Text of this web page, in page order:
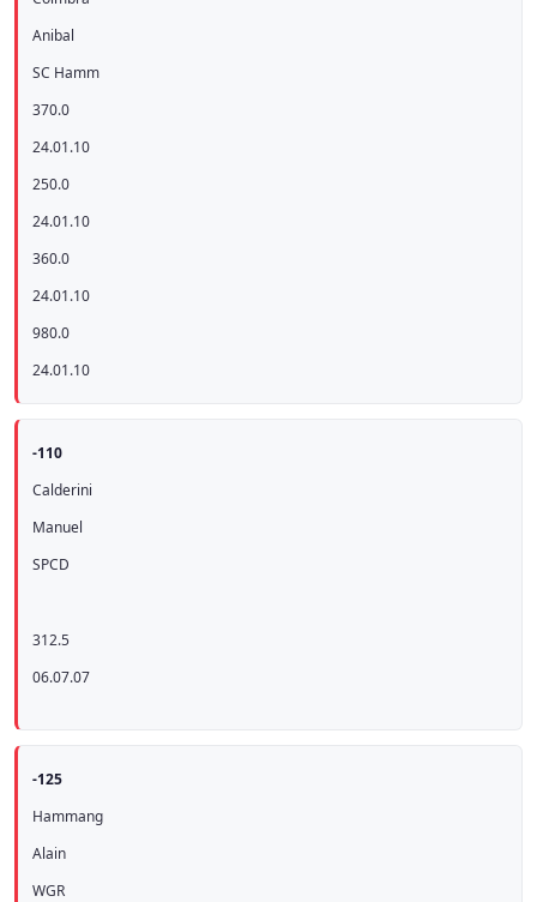
Anibal
SC Hamm
370.0
24.01.10
250.0
24.01.10
360.0
24.01.10
980.0
24.01.10
-110
Calderini
Manuel
SPCD
312.5
06.07.07
-125
Hammang
Alain
WGR